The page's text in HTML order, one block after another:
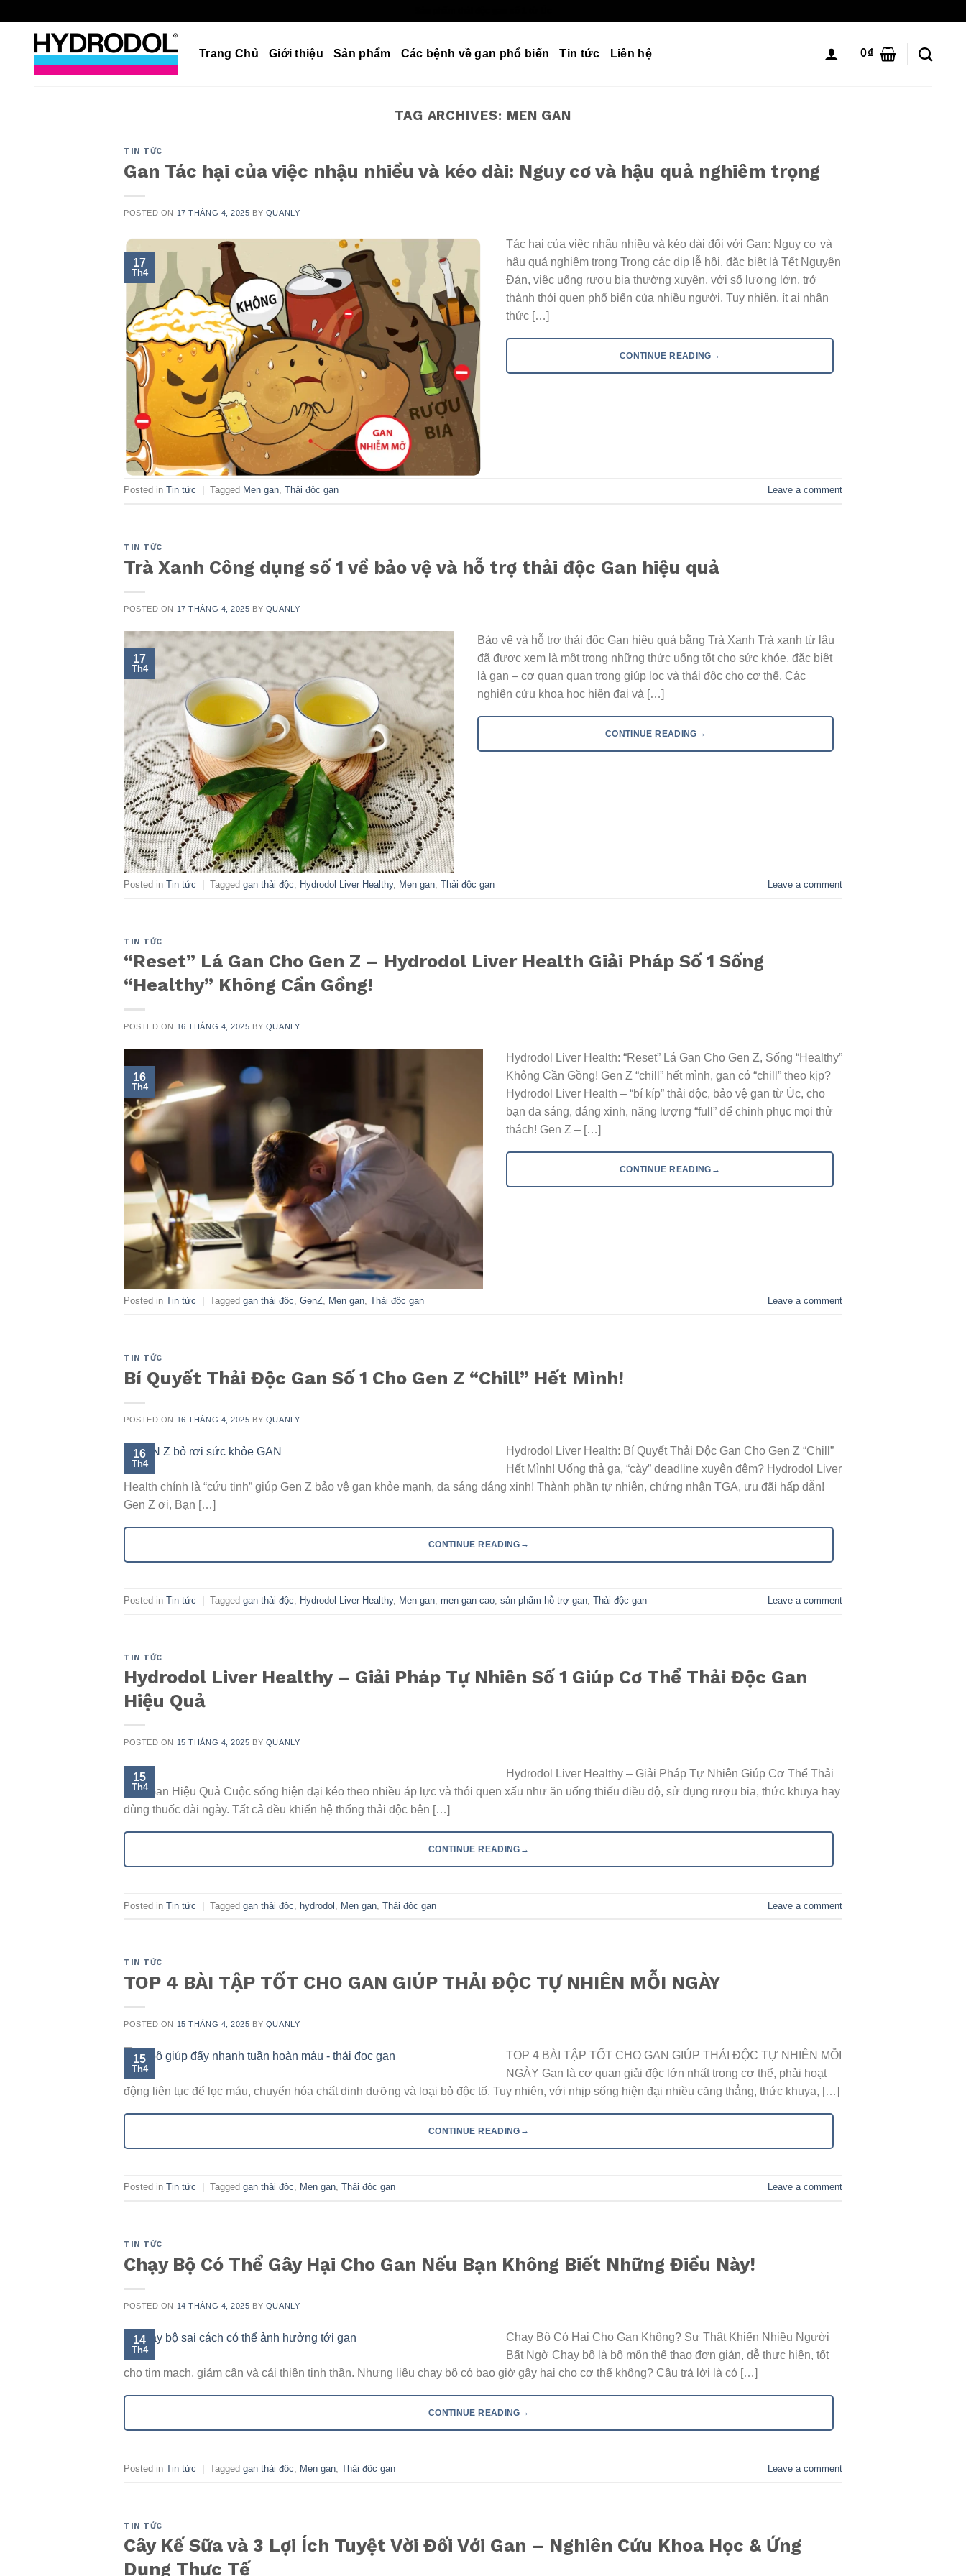
Trang Chủ Giới thiệu Sản phẩm Các bệnh về gan phổ biến Tin tức Liên hệ 0₫
TAG ARCHIVES: MEN GAN
TIN TỨC
Gan Tác hại của việc nhậu nhiều và kéo dài: Nguy cơ và hậu quả nghiêm trọng
POSTED ON 17 THÁNG 4, 2025 BY QUANLY
17
Th4
Tác hại của việc nhậu nhiều và kéo dài đối với Gan: Nguy cơ và
hậu quả nghiêm trọng Trong các dịp lễ hội, đặc biệt là Tết Nguyên
Đán, việc uống rượu bia thường xuyên, với số lượng lớn, trở
thành thói quen phổ biến của nhiều người. Tuy nhiên, ít ai nhận
thức […]
CONTINUE READING →
Posted in Tin tức Tagged Men gan, Thải độc gan Leave a comment
TIN TỨC
Trà Xanh Công dụng số 1 về bảo vệ và hỗ trợ thải độc Gan hiệu quả
POSTED ON 17 THÁNG 4, 2025 BY QUANLY
17
Th4
Bảo vệ và hỗ trợ thải độc Gan hiệu quả bằng Trà Xanh Trà xanh từ lâu
đã được xem là một trong những thức uống tốt cho sức khỏe, đặc biệt
là gan – cơ quan quan trọng giúp lọc và thải độc cho cơ thể. Các
nghiên cứu khoa học hiện đại và […]
CONTINUE READING →
Posted in Tin tức Tagged gan thải độc, Hydrodol Liver Healthy, Men gan, Thải độc gan Leave a comment
TIN TỨC
“Reset” Lá Gan Cho Gen Z – Hydrodol Liver Health Giải Pháp Số 1 Sống
“Healthy” Không Cần Gồng!
POSTED ON 16 THÁNG 4, 2025 BY QUANLY
16
Th4
Hydrodol Liver Health: “Reset” Lá Gan Cho Gen Z, Sống “Healthy”
Không Cần Gồng! Gen Z “chill” hết mình, gan có “chill” theo kịp?
Hydrodol Liver Health – “bí kíp” thải độc, bảo vệ gan từ Úc, cho
bạn da sáng, dáng xinh, năng lượng “full” để chinh phục mọi thử
thách! Gen Z – […]
CONTINUE READING →
Posted in Tin tức Tagged gan thải độc, GenZ, Men gan, Thải độc gan Leave a comment
TIN TỨC
Bí Quyết Thải Độc Gan Số 1 Cho Gen Z “Chill” Hết Mình!
POSTED ON 16 THÁNG 4, 2025 BY QUANLY
16
Th4
Hydrodol Liver Health: Bí Quyết Thải Độc Gan Cho Gen Z “Chill”
Hết Mình! Uống thả ga, “cày” deadline xuyên đêm? Hydrodol Liver
Health chính là “cứu tinh” giúp Gen Z bảo vệ gan khỏe mạnh, da sáng dáng xinh! Thành phần tự nhiên, chứng nhận TGA, ưu đãi hấp dẫn!
Gen Z ơi, Bạn […]
CONTINUE READING →
Posted in Tin tức Tagged gan thải độc Hydrodol Liver Healthy, Men gan men gan cao sản phẩm hỗ trợ gan Thải độc gan Leave a comment
TIN TỨC
Hydrodol Liver Healthy – Giải Pháp Tự Nhiên Số 1 Giúp Cơ Thể Thải Độc Gan
Hiệu Quả
POSTED ON 15 THÁNG 4, 2025 BY QUANLY
15
Th4
Hydrodol Liver Healthy – Giải Pháp Tự Nhiên Giúp Cơ Thể Thải
Độc Gan Hiệu Quả Cuộc sống hiện đại kéo theo nhiều áp lực và thói quen xấu như ăn uống thiếu điều độ, sử dụng rượu bia, thức khuya hay
dùng thuốc dài ngày. Tất cả đều khiến hệ thống thải độc bên […]
CONTINUE READING →
Posted in Tin tức | Tagged gan thải độc hydrodol Men gan Thải độc gan Leave a comment
TIN TỨC
TOP 4 BÀI TẬP TỐT CHO GAN GIÚP THẢI ĐỘC TỰ NHIÊN MỖI NGÀY
POSTED ON 15 THÁNG 4, 2025 BY QUANLY
15
Th4
TOP 4 BÀI TẬP TỐT CHO GAN GIÚP THẢI ĐỘC TỰ NHIÊN MỖI
NGÀY Gan là cơ quan giải độc lớn nhất trong cơ thể, phải hoạt
động liên tục để lọc máu, chuyển hóa chất dinh dưỡng và loại bỏ độc tố. Tuy nhiên, với nhịp sống hiện đại nhiều căng thẳng, thức khuya, […]
CONTINUE READING →
Posted in Tin tức Tagged gan thải độc, Men gan, Thải độc gan Leave a comment
TIN TỨC
Chạy Bộ Có Thể Gây Hại Cho Gan Nếu Bạn Không Biết Những Điều Này!
POSTED ON 14 THÁNG 4, 2025 BY QUANLY
14
Th4
Chạy Bộ Có Hại Cho Gan Không? Sự Thật Khiến Nhiều Người
Bất Ngờ Chạy bộ là bộ môn thể thao đơn giản, dễ thực hiện, tốt
cho tim mạch, giảm cân và cải thiện tinh thần. Nhưng liệu chạy bộ có bao giờ gây hại cho cơ thể không? Câu trả lời là có […]
CONTINUE READING →
Posted in Tin tức Tagged gan thải độc Men gan Thải độc gan Leave a comment
TIN TỨC
Cây Kế Sữa và 3 Lợi Ích Tuyệt Vời Đối Với Gan – Nghiên Cứu Khoa Học & Ứng
Dụng Thực Tế